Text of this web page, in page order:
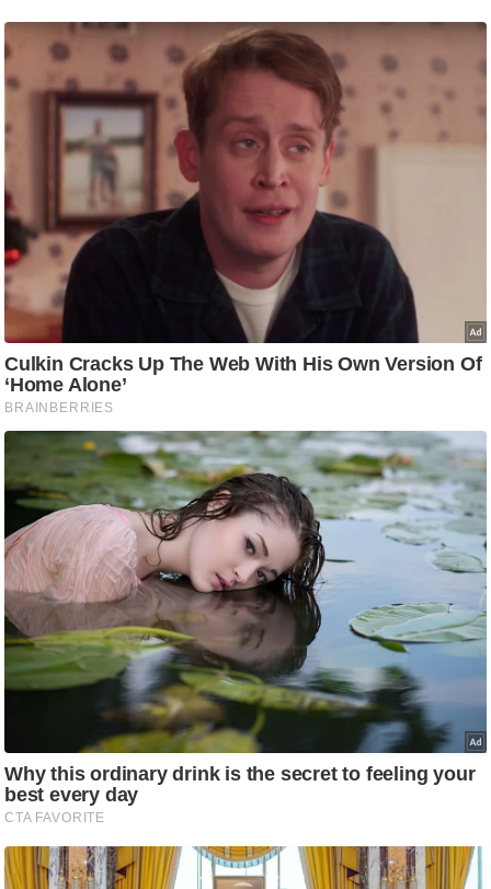
आ
स
मी
क्षा
ध
र्म
ज्यो
ति
ष
प्र
भु
म
हि
मा
ध
र्म
स्थ
व्र
त
त्यो
हा